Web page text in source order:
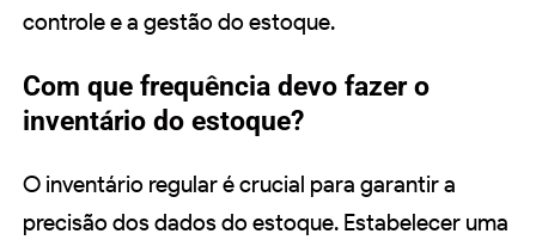
controle e a gestão do estoque.
Com que frequência devo fazer o
inventário do estoque?
O inventário regular é crucial para garantir a
precisão dos dados do estoque. Estabelecer uma